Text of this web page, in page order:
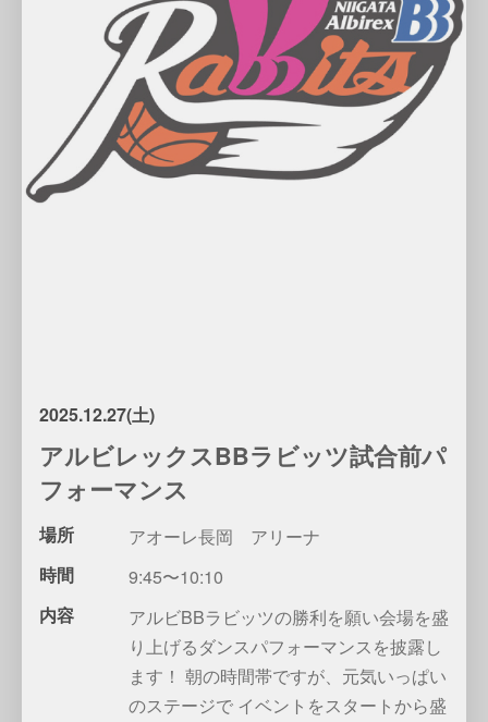
2025.12.27(土)
アルビレックスBBラビッツ試合前パ
フォーマンス
場所
アオーレ長岡 アリーナ
時間
9:45〜10:10
内容
アルビBBラビッツの勝利を願い会場を盛
り上げるダンスパフォーマンスを披露し
ます！ 朝の時間帯ですが、元気いっぱい
のステージで イベントをスタートから盛